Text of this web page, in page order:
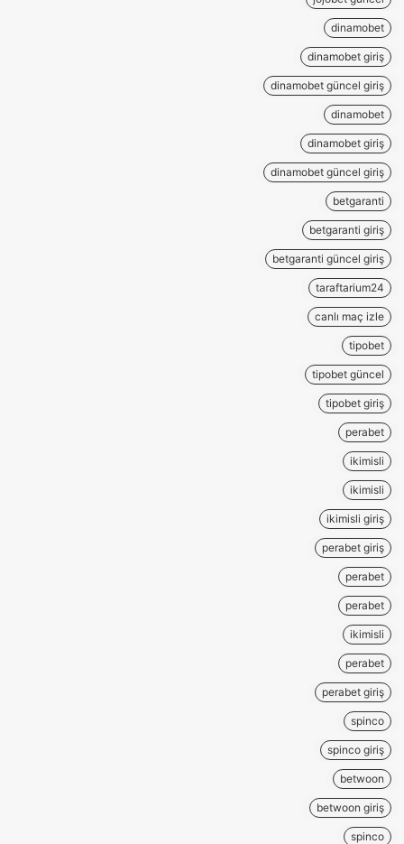
dinamobet
dinamobet giriş
dinamobet güncel giriş
dinamobet
dinamobet giriş
dinamobet güncel giriş
betgaranti
betgaranti giriş
betgaranti güncel giriş
taraftarium24
canlı maç izle
tipobet
tipobet güncel
tipobet giriş
perabet
ikimisli
ikimisli
ikimisli giriş
perabet giriş
perabet
perabet
ikimisli
perabet
perabet giriş
spinco
spinco giriş
betwoon
betwoon giriş
spinco